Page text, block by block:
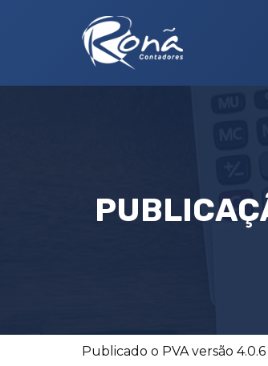
Publicado o PVA versão